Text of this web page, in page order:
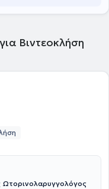
Βιντεοκλήση
Ωτορινολαρυγγολόγος